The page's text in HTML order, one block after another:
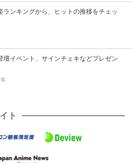
ランキングから、ヒットの推移をチェッ
壇イベント、サインチェキなどプレゼン
集
ト